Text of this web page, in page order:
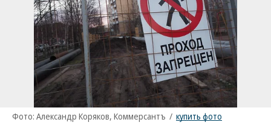
Фото: Александр Коряков, Коммерсантъ / купить фото